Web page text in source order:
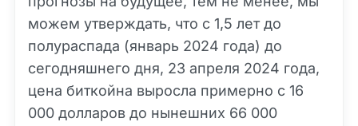
можем утверждать, что с 1,5 лет до
полураспада (январь 2024 года) до
сегодняшнего дня, 23 апреля 2024 года,
цена биткойна выросла примерно с 16
000 долларов до нынешних 66 000